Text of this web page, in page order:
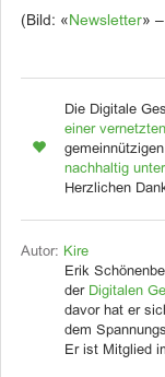
(Bild: « Newsletter» –
Die Digitale
einer
nachhaltig
Herzlichen
Autor: Kire
Erik
der Digitalen
davor hat er
dem
Er ist Mitglied